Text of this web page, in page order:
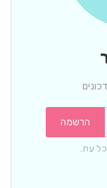
הרשמה
עת.